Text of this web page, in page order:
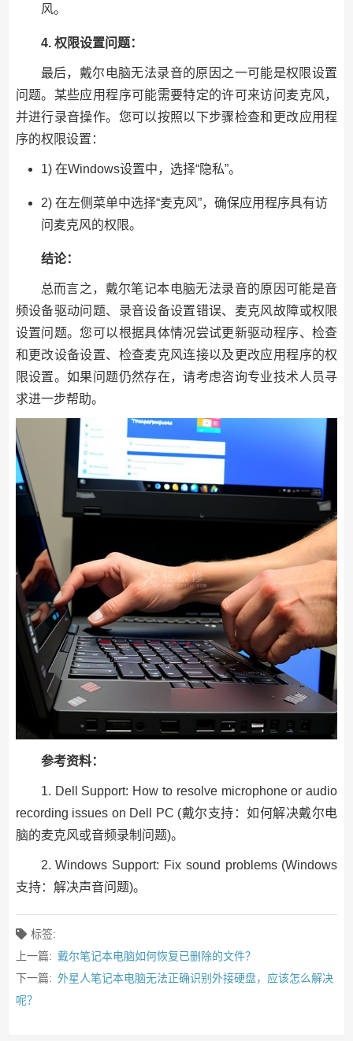
风。
4. 权限设置问题：
最后，戴尔电脑无法录音的原因之一可能是权限设置
问题。某些应用程序可能需要特定的许可来访问麦克风，
并进行录音操作。您可以按照以下步骤检查和更改应用程
序的权限设置：
1) 在Windows设置中，选择“隐私”。
2) 在左侧菜单中选择“麦克风”，确保应用程序具有访
问麦克风的权限。
结论：
总而言之，戴尔笔记本电脑无法录音的原因可能是音
频设备驱动问题、录音设备设置错误、麦克风故障或权限
设置问题。您可以根据具体情况尝试更新驱动程序、检查
和更改设备设置、检查麦克风连接以及更改应用程序的权
限设置。如果问题仍然存在，请考虑咨询专业技术人员寻
求进一步帮助。
参考资料：
1. Dell Support: How to resolve microphone or audio
recording issues on Dell PC (戴尔支持：如何解决戴尔电
脑的麦克风或音频录制问题)。
2. Windows Support: Fix sound problems (Windows
支持：解决声音问题)。
标签:
上一篇: 戴尔笔记本电脑如何恢复已删除的文件？
下一篇: 外星人笔记本电脑无法正确识别外接硬盘，应该怎么解决
呢？